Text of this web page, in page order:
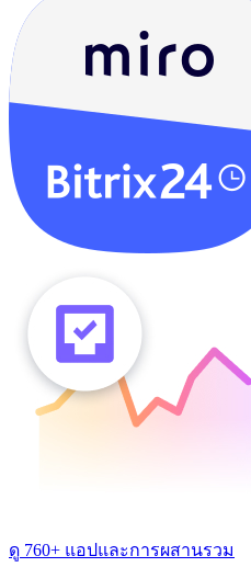
ดู 760+ แอปและการผสานรวม